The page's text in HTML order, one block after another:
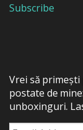
Subscribe
Vrei să
postate de
unboxinguri.